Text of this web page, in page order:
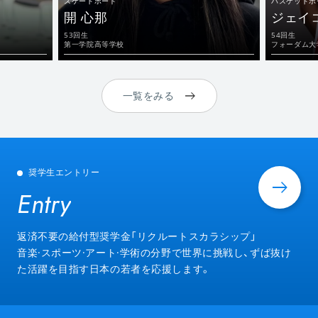
開 心那
53回生
第一学院高等学校
ジェイ
54回生
フォーダム大
一覧をみる
奨学生エントリー
Entry
Entry
返済不要の給付型奨学金「リクルートスカラシップ」
音楽·スポーツ·アート·学術の分野で世界に挑戦し、ずば抜け
た活躍を目指す日本の若者を応援します。